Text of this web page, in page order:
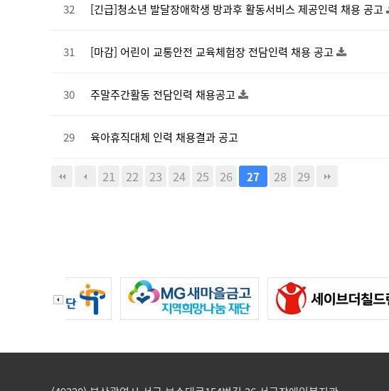
32 [긴급]청소년 발달장애학생 방과후 활동서비스 제공인력 채용 공고
31 [마감] 어린이 교통안전 교육체험장 전담인력 채용 공고
30 주말주간활동 전담인력 채용공고
29 육아휴직대체 인력 채용결과 공고
21 22 23 24 25 26 27 28 29